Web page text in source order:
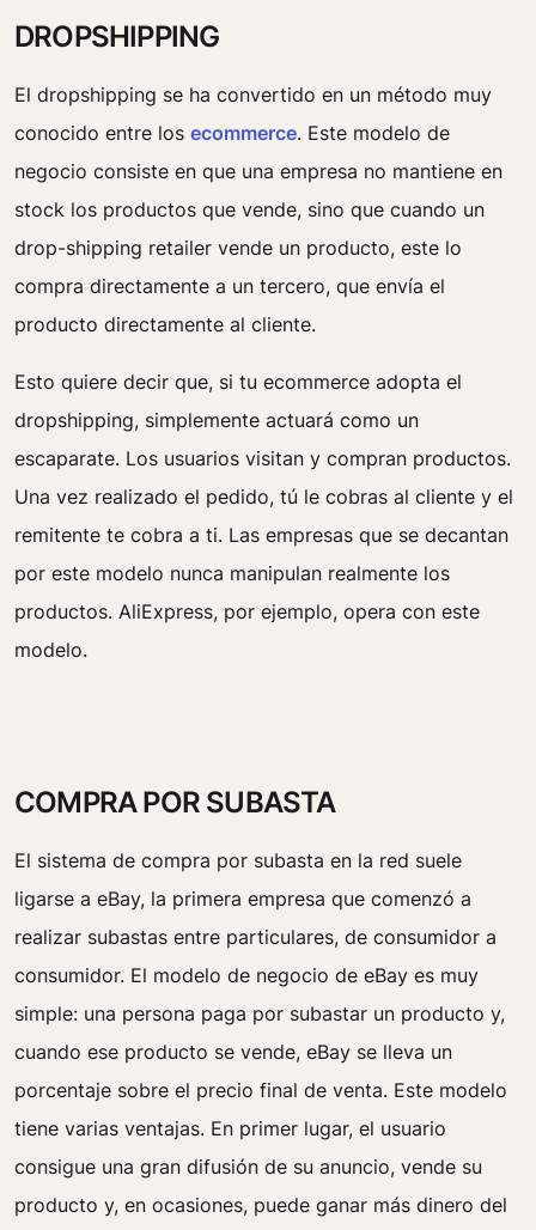
DROPSHIPPING
El dropshipping se ha convertido en un método muy
conocido entre los ecommerce. Este modelo de
negocio consiste en que una empresa no mantiene en
stock los productos que vende, sino que cuando un
drop-shipping retailer vende un producto, este lo
compra directamente a un tercero, que envía el
producto directamente al cliente.
Esto quiere decir que, si tu ecommerce adopta el
dropshipping, simplemente actuará como un
escaparate. Los usuarios visitan y compran productos.
Una vez realizado el pedido, tú le cobras al cliente y el
remitente te cobra a ti. Las empresas que se decantan
por este modelo nunca manipulan realmente los
productos. AliExpress, por ejemplo, opera con este
modelo.
COMPRA POR SUBASTA
El sistema de compra por subasta en la red suele
ligarse a eBay, la primera empresa que comenzó a
realizar subastas entre particulares, de consumidor a
consumidor. El modelo de negocio de eBay es muy
simple: una persona paga por subastar un producto y,
cuando ese producto se vende, eBay se lleva un
porcentaje sobre el precio final de venta. Este modelo
tiene varias ventajas. En primer lugar, el usuario
consigue una gran difusión de su anuncio, vende su
producto y, en ocasiones, puede ganar más dinero del